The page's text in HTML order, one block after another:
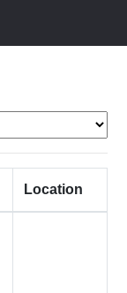
Location